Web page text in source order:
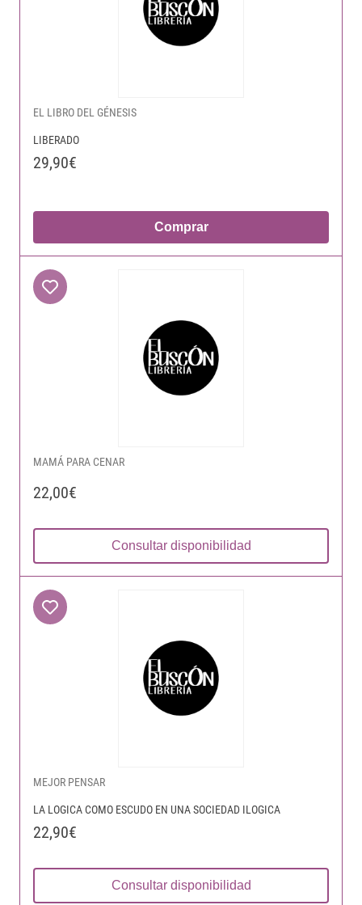
EL LIBRO DEL GÉNESIS
LIBERADO
29,90€
Comprar
MAMÁ PARA CENAR
22,00€
Consultar disponibilidad
MEJOR PENSAR
LA LOGICA COMO ESCUDO EN UNA SOCIEDAD ILOGICA
22,90€
Consultar disponibilidad